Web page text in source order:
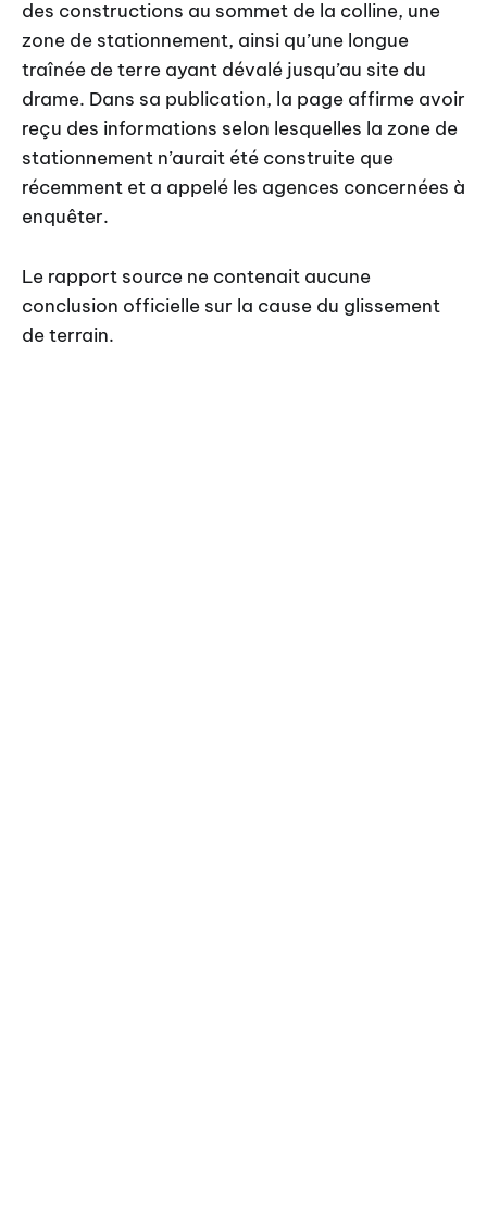
des constructions au sommet de la colline, une
zone de stationnement, ainsi qu’une longue
traînée de terre ayant dévalé jusqu’au site du
drame. Dans sa publication, la page affirme avoir
reçu des informations selon lesquelles la zone de
stationnement n’aurait été construite que
récemment et a appelé les agences concernées à
enquêter.
Le rapport source ne contenait aucune
conclusion officielle sur la cause du glissement
de terrain.